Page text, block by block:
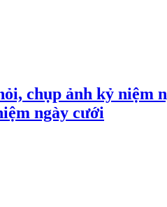
chụp ảnh kỷ niệm
ngày cưới